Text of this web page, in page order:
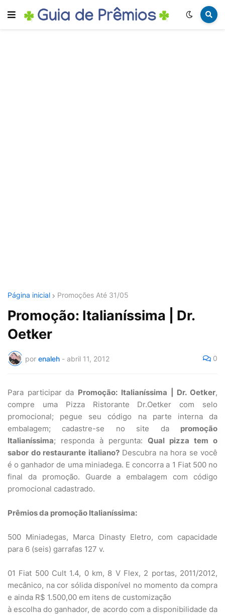
Página inicial Promoções Até 31/05
Promoção: Italianíssima | Dr.
Oetker
por enaleh - abril 11, 2012 0
Para participar da Promoção: Italianíssima | Dr. Oetker,
compre uma Pizza Ristorante Dr.Oetker com selo
promocional; pegue seu código na parte interna da
embalagem; cadastre-se no site da promoção
Italianíssima; responda à pergunta: Qual pizza tem o
sabor do restaurante italiano?Descubra na hora se você
é o ganhador de uma miniadega. E concorra a 1 Fiat 500 no
final da promoção. Guarde a embalagem com código
promocional cadastrado.
Prêmios da promoção Italianíssima:
500 Miniadegas, Marca Dinasty Eletro, com capacidade
para 6 (seis) garrafas 127 v.
01 Fiat 500 Cult 1.4, 0 km, 8 V Flex, 2 portas, 2011/2012,
mecânico, na cor sólida disponível no momento da compra
e ainda R$ 1.500,00 em itens de customização
à escolha do ganhador, de acordo com a disponibilidade da